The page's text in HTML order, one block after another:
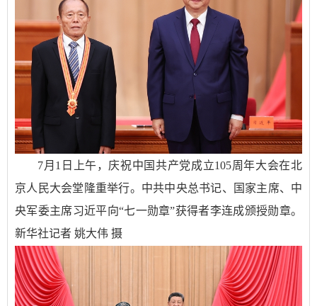
7月1日上午，庆祝中国共产党成立105周年大会在北
京人民大会堂隆重举行。中共中央总书记、国家主席、中
央军委主席习近平向“七一勋章”获得者李连成颁授勋章。
新华社记者 姚大伟 摄